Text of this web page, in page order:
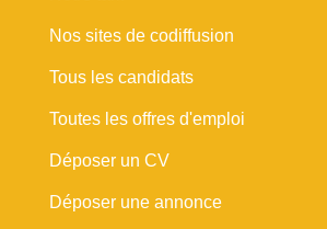
Nos sites de codiffusion
Tous les candidats
Toutes les offres d'emploi
Déposer un CV
Déposer une annonce